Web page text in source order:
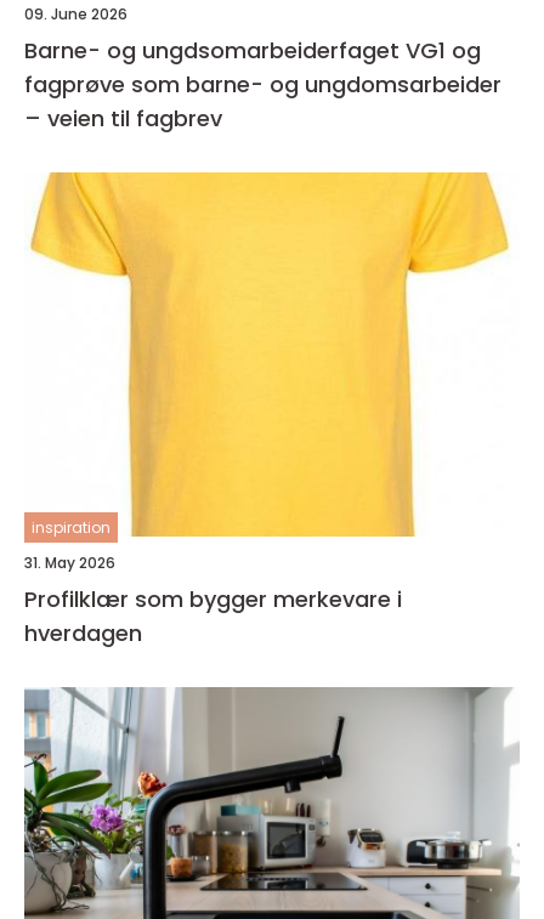
09. June 2026
Barne- og ungdsomarbeiderfaget VG1 og
fagprøve som barne- og ungdomsarbeider
– veien til fagbrev
inspiration
31. May 2026
Profilklær som bygger merkevare i
hverdagen